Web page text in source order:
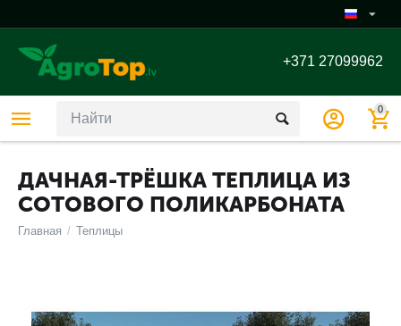
+371 27099962
0
ДАЧНАЯ-ТРЁШКА ТЕПЛИЦА ИЗ
СОТОВОГО ПОЛИКАРБОНАТА
Главная / Теплицы